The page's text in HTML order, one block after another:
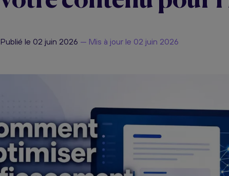
Publié le 02 juin 2026 — Mis à jour le 02 juin 2026